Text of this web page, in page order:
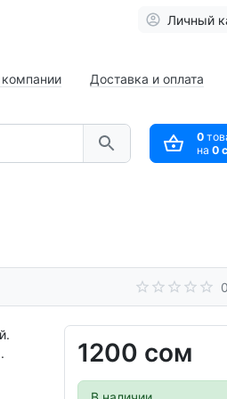
Личный
Доставка и оплата
0
на 0
1200 сом